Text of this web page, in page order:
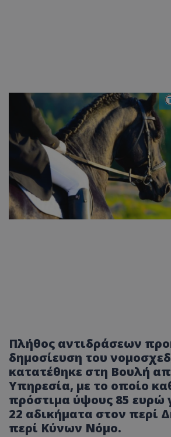
Πλήθος αντιδράσεων
δημοσίευση του
κατατέθηκε στη Βουλή
Υπηρεσία, με το οποίο
πρόστιμα ύψους 85 ευρώ
22 αδικήματα στον περί
περί Κύνων Νόμο.